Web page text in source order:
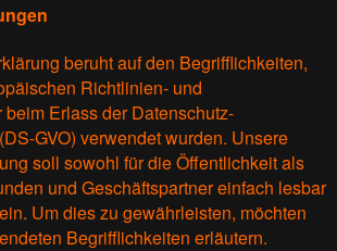
beruht auf den Begrifflichkeiten,
Richtlinien- und
Erlass der Datenschutz-
GVO) verwendet wurden. Unsere
soll sowohl für die Öffentlichkeit als
und Geschäftspartner einfach lesbar
Um dies zu gewährleisten, möchten
Begrifflichkeiten erläutern.